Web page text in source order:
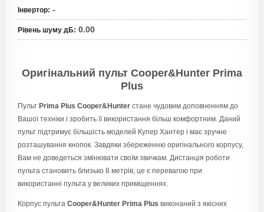
Інвертор: -
Рівень шуму дБ: 0.00
Оригінальний пульт Cooper&Hunter Prima
Plus
Пульт Prima Plus Cooper&Hunterстане чудовим доповненням до
Вашої техніки і зробить її використання більш комфортним. Даний
пульт підтримує більшість моделей Купер Хантер і має зручне
розташування кнопок. Завдяки збереженню оригінального корпусу,
Вам не доведеться змінювати своїм звичкам. Дистанція роботи
пульта становить близько 8 метрів, це є перевагою при
використанні пульта у великих приміщеннях.
Корпус пульта Cooper&Hunter Prima Plus виконаний з якісних